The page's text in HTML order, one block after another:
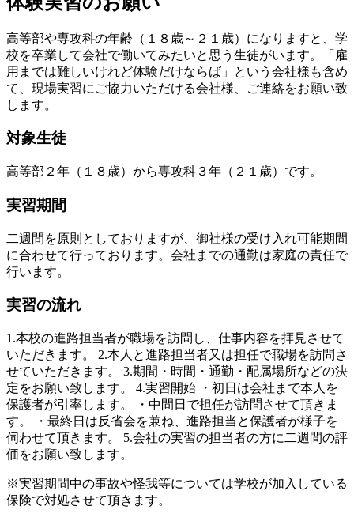
高等部や専攻科の年齢（１８歳～２１歳）になりますと、学
校を卒業して会社で働いてみたいと思う生徒がいます。「雇
用までは難しいけれど体験だけならば」という会社様も含め
て、現場実習にご協力いただける会社様、ご連絡をお願い致
します。
対象生徒
高等部２年（１８歳）から専攻科３年（２１歳）です。
実習期間
二週間を原則としておりますが、御社様の受け入れ可能期間
に合わせて行っております。会社までの通勤は家庭の責任で
行います。
実習の流れ
1.本校の進路担当者が職場を訪問し、仕事内容を拝見させて
いただきます。 2.本人と進路担当者又は担任で職場を訪問さ
せていただきます。 3.期間・時間・通勤・配属場所などの決
定をお願い致します。 4.実習開始 ・初日は会社まで本人を
保護者が引率します。 ・中間日で担任が訪問させて頂きま
す。 ・最終日は反省会を兼ね、進路担当と保護者が様子を
伺わせて頂きます。 5.会社の実習の担当者の方に二週間の評
価をお願い致します。
※実習期間中の事故や怪我等については学校が加入している
保険で対処させて頂きます。